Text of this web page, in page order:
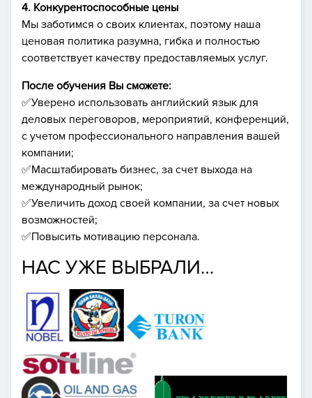
4. Конкурентоспособные цены
Мы заботимся о своих клиентах, поэтому наша
ценовая политика разумна, гибка и полностью
соответствует качеству предоставляемых услуг.
После обучения Вы сможете:
✅Уверено использовать английский язык для
деловых переговоров, мероприятий, конференций,
с учетом профессионального направления вашей
компании;
✅Масштабировать бизнес, за счет выхода на
международный рынок;
✅Увеличить доход своей компании, за счет новых
возможностей;
✅Повысить мотивацию персонала.
НАС УЖЕ ВЫБРАЛИ…